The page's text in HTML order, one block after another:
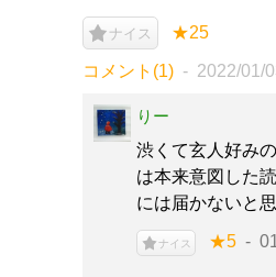
ナイス ★25
コメント(1) 2022/01/
りー
渋くて玄人好み
は本来意図した
には届かないと
ナイス ★5